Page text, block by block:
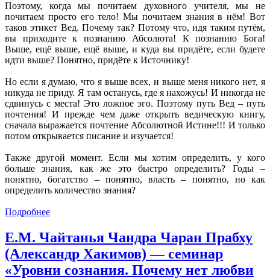
Поэтому, когда мы почитаем духовного учителя, мы не
почитаем просто его тело! Мы почитаем знания в нём! Вот
таков этикет Вед. Почему так? Потому что, идя таким путём,
вы приходите к познанию Абсолюта! К познанию Бога!
Выше, ещё выше, ещё выше, и куда вы придёте, если будете
идти выше? Понятно, придёте к Источнику!
Но если я думаю, что я выше всех, и выше меня никого нет, я
никуда не приду. Я там останусь, где я нахожусь! И никогда не
сдвинусь с места! Это ложное эго. Поэтому путь Вед – путь
почтения! И прежде чем даже открыть ведическую книгу,
сначала выражается почтение Абсолютной Истине!!! И только
потом открывается писание и изучается!
Также другой момент. Если мы хотим определить, у кого
больше знания, как же это быстро определить? Годы –
понятно, богатство – понятно, власть – понятно, но как
определить количество знания?
Подробнее
Е.М. Чайтанья Чандра Чаран Прабху
(Александр Хакимов) — семинар
«Уровни сознания. Почему нет любви